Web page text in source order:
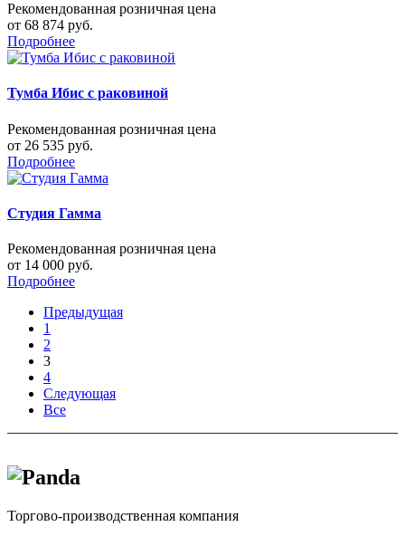
Рекомендованная розничная цена
от 68 874 руб.
Подробнее
Тумба Ибис с раковиной
Рекомендованная розничная цена
от 26 535 руб.
Подробнее
Студия Гамма
Рекомендованная розничная цена
от 14 000 руб.
Подробнее
Предыдущая
1
2
3
4
Следующая
Все
Торгово-производственная компания